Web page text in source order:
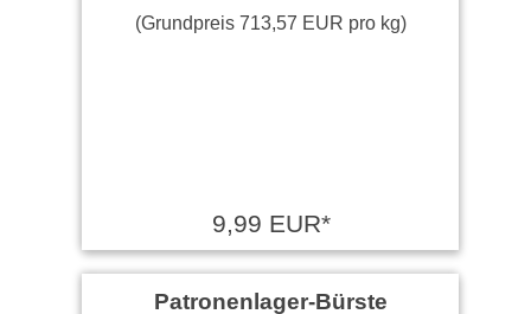
(Grundpreis 713,57 EUR pro kg)
9,99 EUR*
Patronenlager-Bürste